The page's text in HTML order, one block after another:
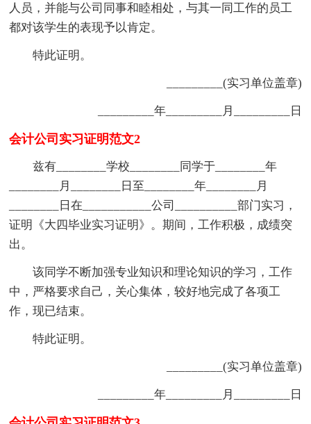
人员，并能与公司同事和睦相处，与其一同工作的员工
都对该学生的表现予以肯定。
特此证明。
_________(实习单位盖章)
_________年_________月_________日
会计公司实习证明范文2
兹有________学校________同学于________年
________月________日至________年________月
________日在___________公司__________部门实习，
证明《大四毕业实习证明》。期间，工作积极，成绩突
出。
该同学不断加强专业知识和理论知识的学习，工作
中，严格要求自己，关心集体，较好地完成了各项工
作，现已结束。
特此证明。
_________(实习单位盖章)
_________年_________月_________日